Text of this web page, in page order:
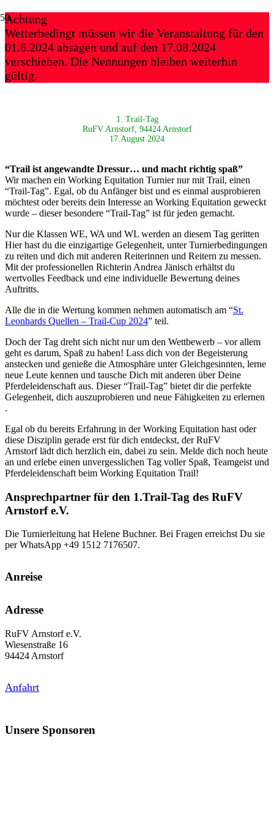
Achtung
Wetterbedingt müssen wir die Veranstaltung für den
01.6.2024 absagen und auf den 17.08.2024
verschieben. Die Nennungen bleiben weiterhin
gültig.
1. Trail-Tag
RuFV Arnstorf, 94424 Arnstorf
17.August 2024
“Trail ist angewandte Dressur… und macht richtig spaß”
Wir machen ein Working Equitation Turnier nur mit Trail, einen
“Trail-Tag”. Egal, ob du Anfänger bist und es einmal ausprobieren
möchtest oder bereits dein Interesse an Working Equitation geweckt
wurde – dieser besondere “Trail-Tag” ist für jeden gemacht.
Nur die Klassen WE, WA und WL werden an diesem Tag geritten
Hier hast du die einzigartige Gelegenheit, unter Turnierbedingungen
zu reiten und dich mit anderen Reiterinnen und Reitern zu messen.
Mit der professionellen Richterin Andrea Jänisch erhältst du
wertvolles Feedback und eine individuelle Bewertung deines
Auftritts.
Alle die in die Wertung kommen nehmen automatisch am “St.
Leonhards Quellen – Trail-Cup 2024” teil.
Doch der Tag dreht sich nicht nur um den Wettbewerb – vor allem
geht es darum, Spaß zu haben! Lass dich von der Begeisterung
anstecken und genieße die Atmosphäre unter Gleichgesinnten, lerne
neue Leute kennen und tausche Dich mit anderen über Deine
Pferdeleidenschaft aus. Dieser “Trail-Tag” bietet dir die perfekte
Gelegenheit, dich auszuprobieren und neue Fähigkeiten zu erlernen
.
Egal ob du bereits Erfahrung in der Working Equitation hast oder
diese Disziplin gerade erst für dich entdeckst, der RuFV
Arnstorf lädt dich herzlich ein, dabei zu sein. Melde dich noch heute
an und erlebe einen unvergesslichen Tag voller Spaß, Teamgeist und
Pferdeleidenschaft beim Working Equitation Trail!
Ansprechpartner für den 1.Trail-Tag des RuFV
Arnstorf e.V.
Die Turnierleitung hat Helene Buchner. Bei Fragen erreichst Du sie
per WhatsApp +49 1512 7176507.
Anreise
Adresse
RuFV Arnstorf e.V.
Wiesenstraße 16
94424 Arnstorf
Anfahrt
Unsere Sponsoren